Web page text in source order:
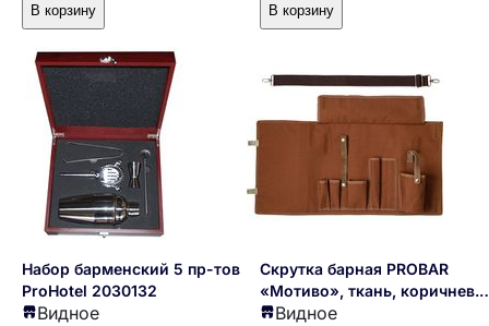
В корзину
В корзину
Набор барменский 5 пр-тов
ProHotel 2030132
Видное
Скрутка барная PROBAR
«Мотиво», ткань, коричнев.
2110407
Видное